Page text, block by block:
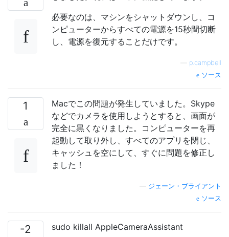
必要なのは、マシンをシャットダウンし、コ
ンピューターからすべての電源を15秒間切断
し、電源を復元することだけです。
p.campbell
ソース
1
Macでこの問題が発生していました。Skype
などでカメラを使用しようとすると、画面が
完全に黒くなりました。コンピューターを再
起動して取り外し、すべてのアプリを閉じ、
キャッシュを空にして、すぐに問題を修正し
ました！
ジェーン・ブライアント
ソース
-2 sudo killall AppleCameraAssistant